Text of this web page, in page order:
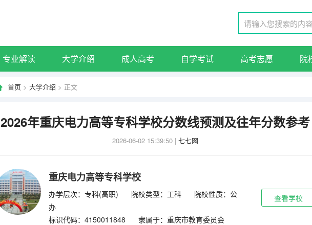
专业解读 大学介绍 成人高考 自学考试 高考志愿 院
首页 > 大学介绍 > 正文
2026年重庆电力高等专科学校分数线预测及往年分数参考
2026-06-02 15:39:50 | 七七网
重庆电力高等专科学校
办学层次：专科(高职) 院校类型：工科
院校性质：公
办
标识代码：4150011848
隶属于：重庆市教育委员会
查看学校